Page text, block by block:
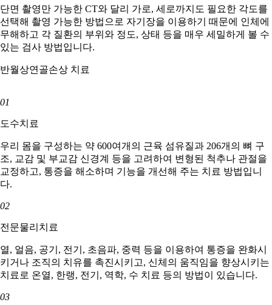
단면 촬영만 가능한 CT와 달리 가로, 세로까지도 필요한 각도를
선택해 촬영 가능한 방법으로 자기장을 이용하기 때문에 인체에
무해하고 각 질환의 부위와 정도, 상태 등을 매우 세밀하게 볼 수
있는 검사 방법입니다.
반월상연골손상 치료
01
도수치료
우리 몸을 구성하는 약 600여개의 근육 섬유질과 206개의 뼈 구
조, 교감 및 부교감 신경계 등을 고려하여 변형된 척추나 관절을
교정하고, 통증을 해소하며 기능을 개선해 주는 치료 방법입니
다.
02
전문물리치료
열, 얼음, 공기, 전기, 초음파, 중력 등을 이용하여 통증을 완화시
키거나 조직의 치유를 촉진시키고, 신체의 움직임을 향상시키는
치료로 온열, 한랭, 전기, 역학, 수 치료 등의 방법이 있습니다.
03